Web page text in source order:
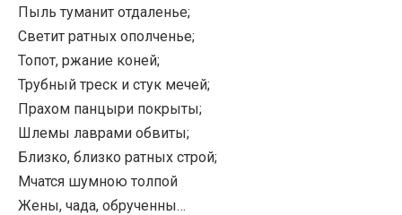
Пыль туманит отдаленье;
Светит ратных ополченье;
Топот, ржание коней;
Трубный треск и стук мечей;
Прахом панцыри покрыты;
Шлемы лаврами обвиты;
Близко, близко ратных строй;
Мчатся шумною толпой
Жены, чада, обрученны…